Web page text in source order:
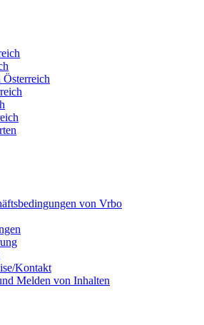
von Vrbo
Kontakt
Melden von Inhalten